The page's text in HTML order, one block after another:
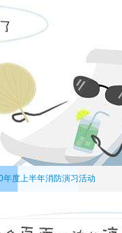
年度上半年消防演习活动